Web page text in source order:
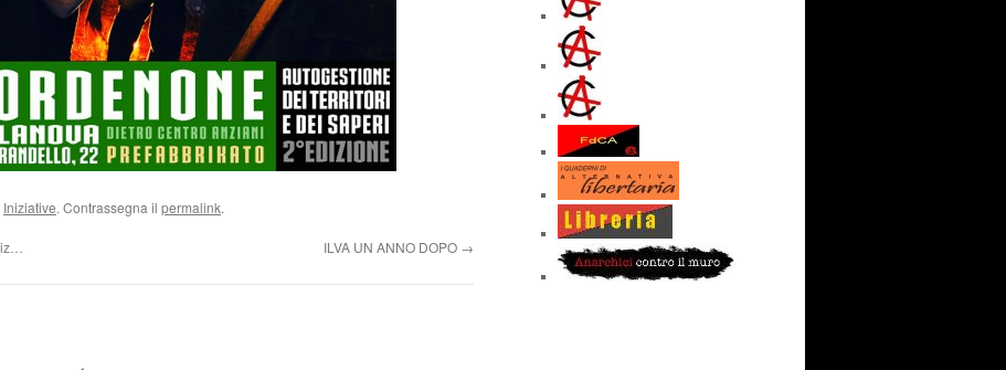
Iniziative. Contrassegna il permalink.
ILVA UN ANNO DOPO →